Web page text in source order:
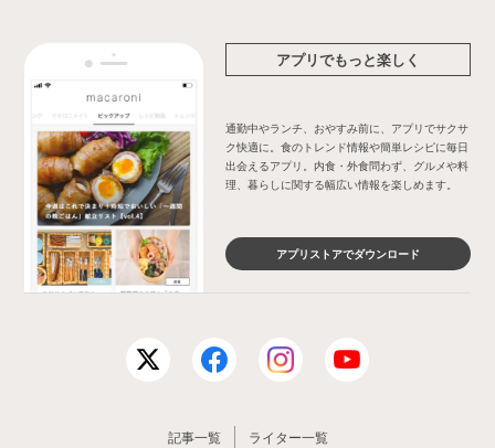
アプリでもっと楽しく
通勤中やランチ、おやすみ前に、アプリでサクサ
ク快適に。食のトレンド情報や簡単レシピに毎日
出会えるアプリ。内食・外食問わず、グルメや料
理、暮らしに関する幅広い情報を楽しめます。
アプリストアでダウンロード
記事一覧
ライター一覧